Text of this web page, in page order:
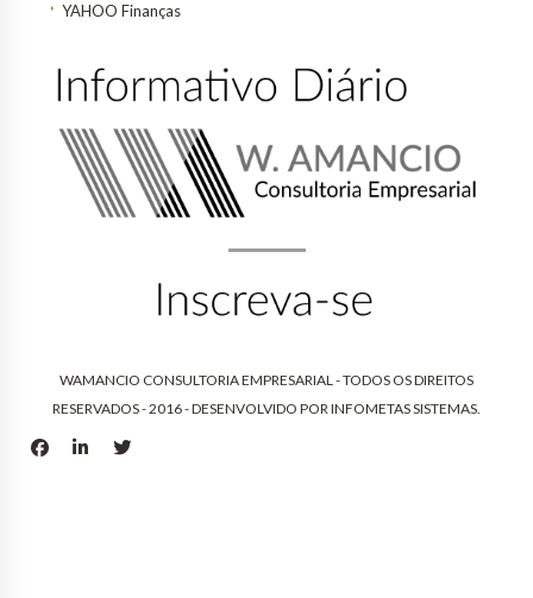
YAHOO Finanças
WAMANCIO CONSULTORIA EMPRESARIAL - TODOS OS DIREITOS
RESERVADOS - 2016 - DESENVOLVIDO PORINFOMETAS SISTEMAS.